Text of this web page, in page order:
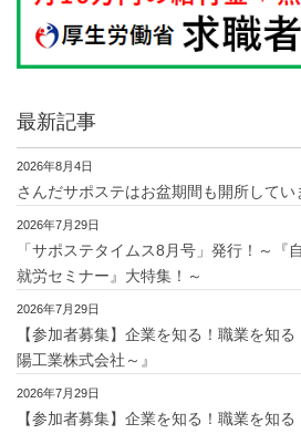
最新記事
2026年8月4日
さんだサポステはお盆期間も開所してい
2026年7月29日
「サポステタイムス8月号」発行！～『
就労セミナー』大特集！～
2026年7月29日
【参加者募集】企業を知る！職業を知
陽工業株式会社～』
2026年7月29日
【参加者募集】企業を知る！職業を知